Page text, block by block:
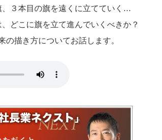
ビジョン実現道場(10)
３本目の旗を遠くに立てていく…
どこに旗を立て進んでいくべきか？
の描き方についてお話します。